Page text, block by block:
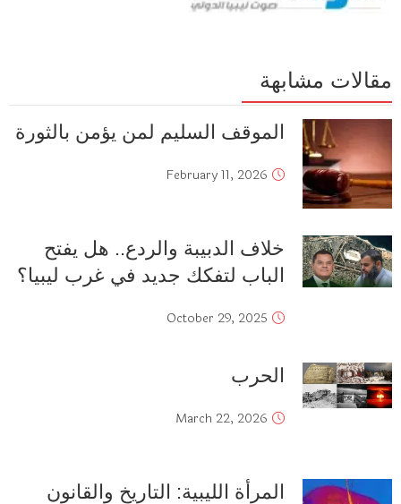
مقالات مشابهة
الموقف السليم لمن يؤمن بالثورة
February 11, 2026
خلاف الدبيبة والردع.. هل يفتح
الباب لتفكك جديد في غرب ليبيا؟
October 29, 2025
الحرب
March 22, 2026
المرأة الليبية: التاريخ والقانون